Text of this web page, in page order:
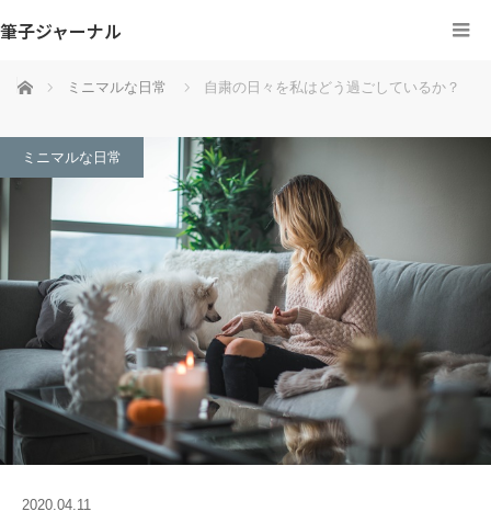
筆子ジャーナル
ホーム ミニマルな日常 自粛の日々を私はどう過ごしているか？
ミニマルな日常
2020.04.11